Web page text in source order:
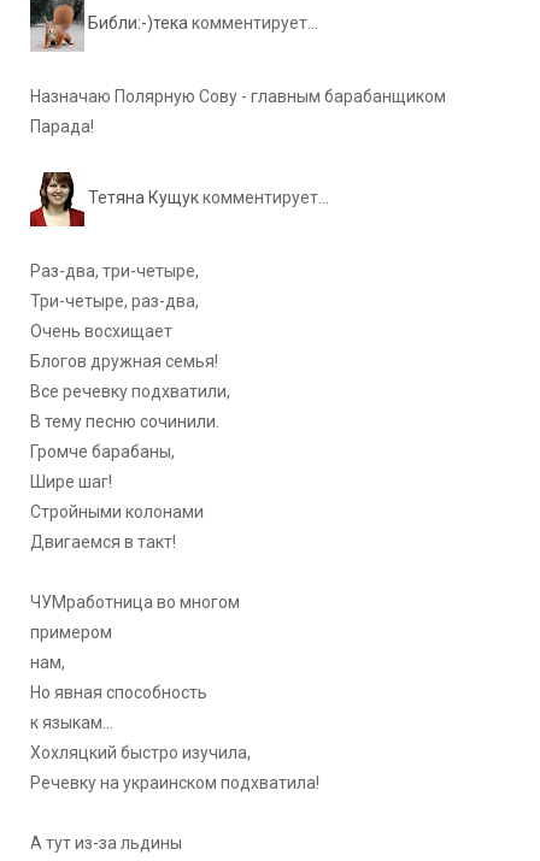
Библи:-)тека комментирует...
Назначаю Полярную Сову - главным барабанщиком
Парада!
Тетяна Кущуккомментирует...
Раз-два, три-четыре,
Три-четыре, раз-два,
Очень восхищает
Блогов дружная семья!
Все речевку подхватили,
В тему песню сочинили.
Громче барабаны,
Шире шаг!
Стройными колонами
Двигаемся в такт!
ЧУМработница во многом
примером
нам,
Но явная способность
к языкам...
Хохляцкий быстро изучила,
Речевку на украинском подхватила!
А тут из-за льдины